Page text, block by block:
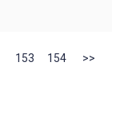
153 154 >>